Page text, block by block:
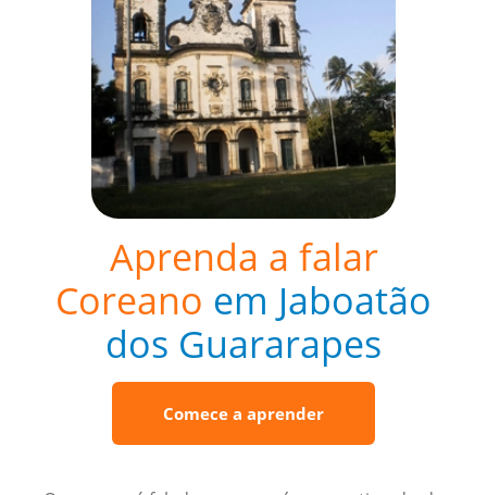
Aprenda a falar
Coreano em Jaboatão
dos Guararapes
Comece a aprender